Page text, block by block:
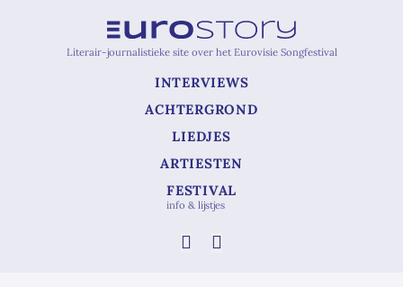
Literair-journalistieke site over het Eurovisie Songfestival
INTERVIEWS
ACHTERGROND
LIEDJES
ARTIESTEN
FESTIVAL
info & lijstjes